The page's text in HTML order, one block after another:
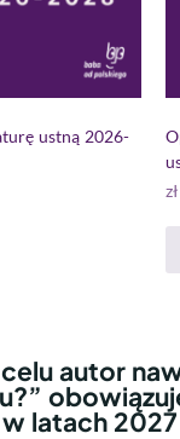
ustną 2026-
zł
autor
latach